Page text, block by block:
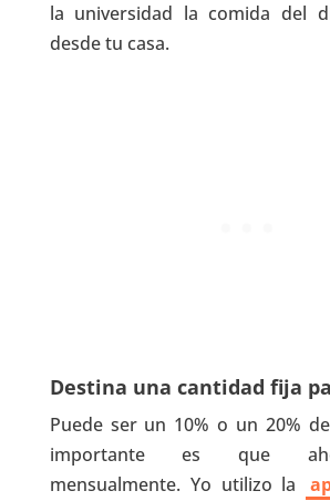
la universidad la comida del
desde tu casa.
Destina una cantidad fija
Puede ser un 10% o un 20%
importante es que
mensualmente. Yo utilizo la